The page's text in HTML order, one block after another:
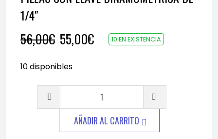
1/4″
56,00€El
precio
original
era:
56,00€.
55,00€El
actual
es:
55,00€.
10 EN EXISTENCIA
10 disponibles
ESTUCHE
HERRAMIENTAS
DE
AÑADIR AL CARRITO